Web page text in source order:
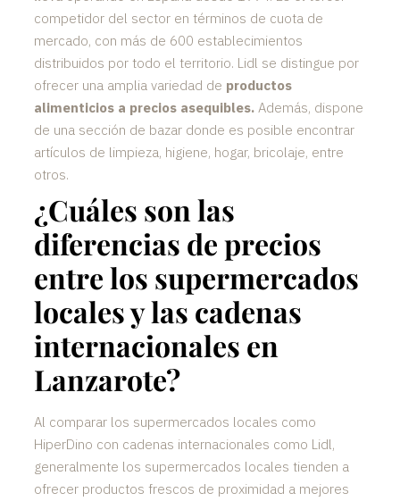
competidor del sector en términos de cuota de
mercado, con más de 600 establecimientos
distribuidos por todo el territorio. Lidl se distingue por
ofrecer una amplia variedad de productos
alimenticios a precios asequibles. Además, dispone
de una sección de bazar donde es posible encontrar
artículos de limpieza, higiene, hogar, bricolaje, entre
otros.
¿Cuáles son las
diferencias de precios
entre los supermercados
locales y las cadenas
internacionales en
Lanzarote?
Al comparar los supermercados locales como
HiperDino con cadenas internacionales como Lidl,
generalmente los supermercados locales tienden a
ofrecer productos frescos de proximidad a mejores